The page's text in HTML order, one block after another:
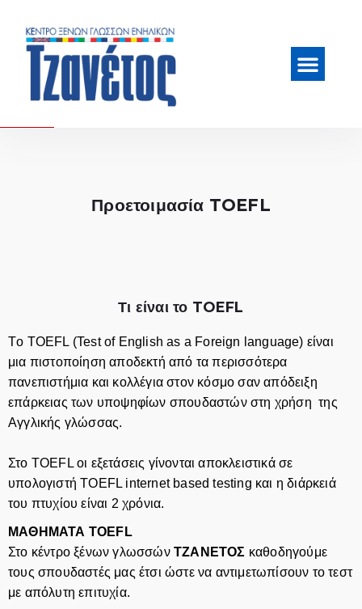
Προετοιμασία TOEFL
Τι είναι το TOEFL
Tο TOEFL (Test of English as a Foreign language) είναι
μια πιστοποίηση αποδεκτή από τα περισσότερα
πανεπιστήμια και κολλέγια στον κόσμο σαν απόδειξη
επάρκειας των υποψηφίων σπουδαστών στη χρήση της
Αγγλικής γλώσσας.
Στο TOEFL οι εξετάσεις γίνονται αποκλειστικά σε
υπολογιστή TOEFL internet based testing και η διάρκειά
του πτυχίου είναι 2 χρόνια.
ΜΑΘΗΜΑΤΑ TOEFL
Στο κέντρο ξένων γλωσσών ΤΖΑΝΕΤΟΣ καθοδηγούμε
τους σπουδαστές μας έτσι ώστε να αντιμετωπίσουν το τεστ
με απόλυτη επιτυχία.